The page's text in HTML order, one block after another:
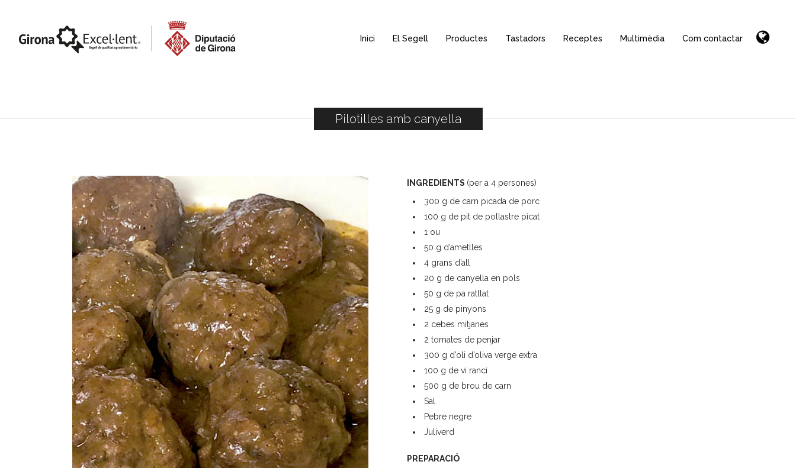
Inici El Segell Productes Tastadors Receptes Multimèdia Com contactar
Pilotilles amb canyella
INGREDIENTS (per a 4 persones)
300 g de carn picada de porc
100 g de pit de pollastre picat
1 ou
50 g d’ametlles
4 grans d’all
20 g de canyella en pols
50 g de pa ratllat
25 g de pinyons
2 cebes mitjanes
2 tomates de penjar
300 g d’oli d’oliva verge extra
100 g de vi ranci
500 g de brou de carn
Sal
Pebre negre
Juliverd
PREPARACIÓ